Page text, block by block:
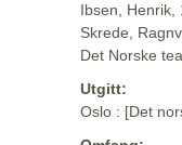
Ibsen, Henrik,
Skrede,
Det Norske
Utgitt:
Oslo : [Det